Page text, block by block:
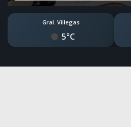
Gral. Villegas
5°C